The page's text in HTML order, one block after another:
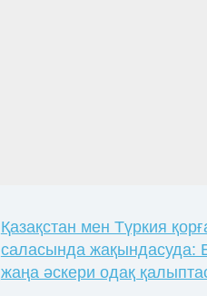
Қазақстан мен Түркия
саласында жақындасуда:
жаңа әскери одақ